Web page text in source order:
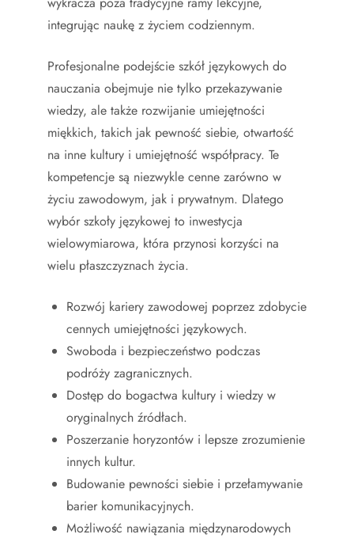
integrując naukę z życiem codziennym.
Profesjonalne podejście szkół językowych do
nauczania obejmuje nie tylko przekazywanie
wiedzy, ale także rozwijanie umiejętności
miękkich, takich jak pewność siebie, otwartość
na inne kultury i umiejętność współpracy. Te
kompetencje są niezwykle cenne zarówno w
życiu zawodowym, jak i prywatnym. Dlatego
wybór szkoły językowej to inwestycja
wielowymiarowa, która przynosi korzyści na
wielu płaszczyznach życia.
Rozwój kariery zawodowej poprzez zdobycie
cennych umiejętności językowych.
Swoboda i bezpieczeństwo podczas
podróży zagranicznych.
Dostęp do bogactwa kultury i wiedzy w
oryginalnych źródłach.
Poszerzanie horyzontów i lepsze zrozumienie
innych kultur.
Budowanie pewności siebie i przełamywanie
barier komunikacyjnych.
Możliwość nawiązania międzynarodowych